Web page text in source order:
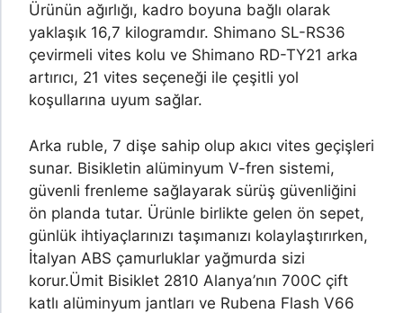
Ürünün ağırlığı, kadro boyuna bağlı olarak
yaklaşık 16,7 kilogramdır. Shimano SL-RS36
çevirmeli vites kolu ve Shimano RD-TY21 arka
artırıcı, 21 vites seçeneği ile çeşitli yol
koşullarına uyum sağlar.
Arka ruble, 7 dişe sahip olup akıcı vites geçişleri
sunar. Bisikletin alüminyum V-fren sistemi,
güvenli frenleme sağlayarak sürüş güvenliğini
ön planda tutar. Ürünle birlikte gelen ön sepet,
günlük ihtiyaçlarınızı taşımanızı kolaylaştırırken,
İtalyan ABS çamurluklar yağmurda sizi
korur.Ümit Bisiklet 2810 Alanya’nın 700C çift
katlı alüminyum jantları ve Rubena Flash V66